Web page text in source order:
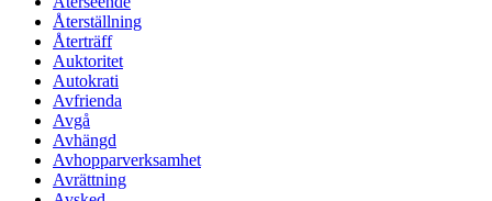
Återställning
Återträff
Auktoritet
Autokrati
Avfrienda
Avgå
Avhängd
Avhopparverksamhet
Avrättning